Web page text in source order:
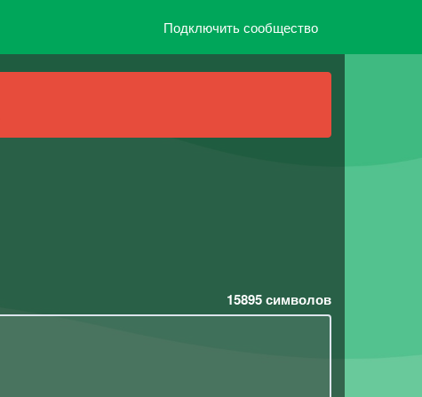
Подключить сообщество
15895символов